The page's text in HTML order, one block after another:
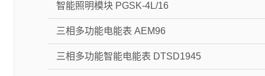
智能照明模块 PGSK-4L/16
三相多功能电能表 AEM96
三相多功能智能电能表 DTSD1945